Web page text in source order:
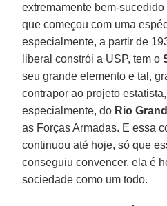
extremamente bem-
que começou com uma
especialmente, a partir de
liberal constrói a USP, tem o
seu grande elemento e tal,
contrapor ao projeto
especialmente, do Rio
as Forças Armadas. E essa
continuou até hoje, só que
conseguiu convencer, ela é
sociedade como um todo.